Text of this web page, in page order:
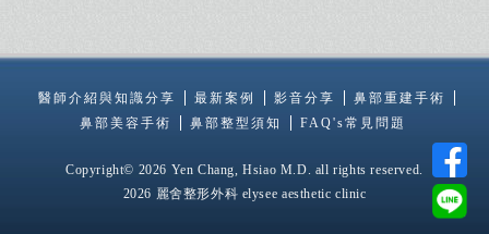
醫師介紹與知識分享 最新案例 影音分享
鼻部重建手術
鼻部美容手術
鼻部整型須知 FAQ's常見問題
Copyright© 2026 Yen Chang, Hsiao M.D. all rights reserved.
2026 麗舍整形外科 elysee aesthetic clinic